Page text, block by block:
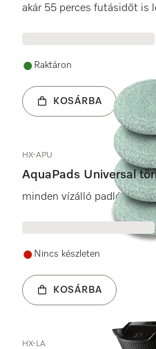
akár 55 perces futásidőt is
Raktáron
KOSÁRBA
HX-APU
AquaPads Universal
minden vízálló padlótípus
Nincs készleten
KOSÁRBA
HX-LA